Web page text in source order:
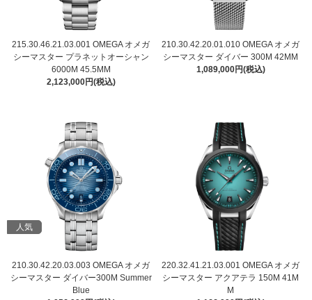
215.30.46.21.03.001 OMEGA オメガ
シーマスター プラネットオーシャン
6000M 45.5MM
2,123,000円(税込)
210.30.42.20.01.010 OMEGA オメガ
シーマスター ダイバー 300M 42MM
1,089,000円(税込)
人気
210.30.42.20.03.003 OMEGA オメガ
シーマスター ダイバー300M Summer
Blue
220.32.41.21.03.001 OMEGA オメガ
シーマスター アクアテラ 150M 41M
M